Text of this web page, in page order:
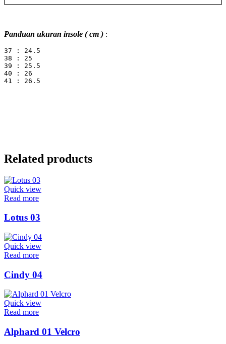
Panduan ukuran insole ( cm ) :
37 : 24.5
38 : 25
39 : 25.5
40 : 26
41 : 26.5
Related products
Quick view
Read more
Lotus 03
Quick view
Read more
Cindy 04
Quick view
Read more
Alphard 01 Velcro